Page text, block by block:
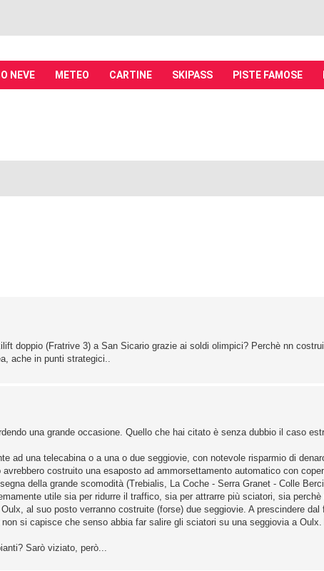
NEVE METEO CARTINE SKIPASS PISTE FAMOSE
doppio (Fratrive 3) a San Sicario grazie ai soldi olimpici? Perchè nn
ache in punti strategici..
una grande occasione. Quello che hai citato è senza dubbio il caso
ad una telecabina o a una o due seggiovie, con notevole risparmio di
costruito una esaposto ad ammorsettamento automatico con
della grande scomodità (Trebialis, La Coche - Serra Granet - Colle
utile sia per ridurre il traffico, sia per attrarre più sciatori, sia perchè
al suo posto verranno costruite (forse) due seggiovie. A prescindere dal
si capisce che senso abbia far salire gli sciatori su una seggiovia a
Sarò viziato, però...